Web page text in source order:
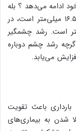
ادامه ‌می‌دهد ؟ بله
، بسیار! طول چشم‌های یک نوزاد در حدود ۱۶.۵ میلی‌متر است، در
حدود ۲۴ میلی‌متر است. رشد چشمگیر
رشد چشم دوباره
‌‌می‌یابد.
باعث تقویت
شدن به بیماری‌های